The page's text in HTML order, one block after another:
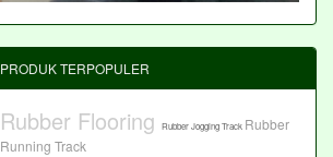
PRODUK TERPOPULER
Rubber Flooring Rubber Jogging Track Rubber
Running Track